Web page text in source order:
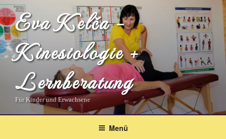
Zum
Inhalt
springenEva Kelča –
Kinesiologie +
Lernberatung
Für Kinder und Erwachsene
Menü